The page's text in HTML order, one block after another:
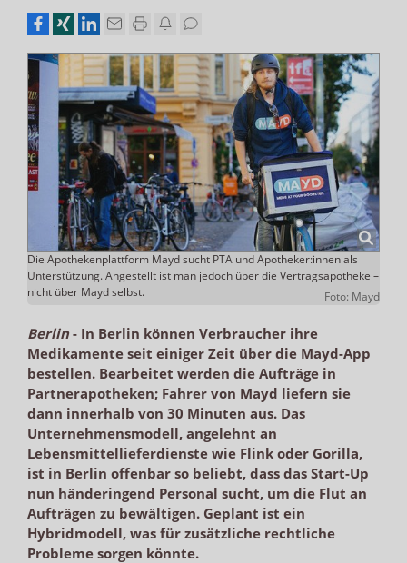
Die Apothekenplattform Mayd sucht PTA und Apotheker:innen als
Unterstützung. Angestellt ist man jedoch über die Vertragsapotheke –
nicht über Mayd selbst.
Foto: Mayd
Berlin- In Berlin können Verbraucher ihre
Medikamente seit einiger Zeit über die Mayd-App
bestellen. Bearbeitet werden die Aufträge in
Partnerapotheken; Fahrer von Mayd liefern sie
dann innerhalb von 30 Minuten aus. Das
Unternehmensmodell, angelehnt an
Lebensmittellieferdienste wie Flink oder Gorilla,
ist in Berlin offenbar so beliebt, dass das Start-Up
nun händeringend Personal sucht, um die Flut an
Aufträgen zu bewältigen. Geplant ist ein
Hybridmodell, was für zusätzliche rechtliche
Probleme sorgen könnte.